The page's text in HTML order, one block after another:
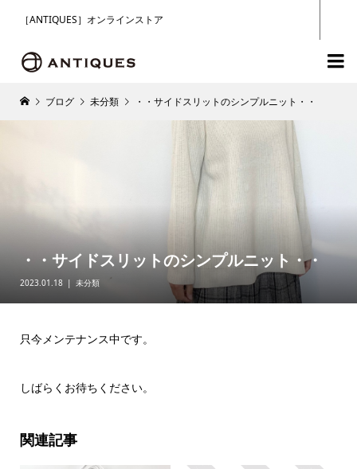
［ANTIQUES］オンラインストア

ブログ 未分類 ・・サイドスリットのシンプルニット・・
・・サイドスリットのシンプルニット・・
2023.01.18 未分類
只今メンテナンス中です。
しばらくお待ちください。
関連記事